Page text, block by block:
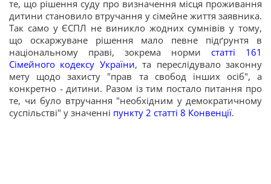
те, що рішення суду про визначення місця проживання
дитини становило втручання у сімейне життя заявника.
Так само у ЄСПЛ не виникло жодних сумнівів у тому,
що оскаржуване рішення мало певне підґрунтя в
національному праві, зокрема норми статті 161
Сімейного кодексу України, та переслідувало законну
мету щодо захисту "прав та свобод інших осіб", а
конкретно - дитини. Разом із тим постало питання про
те, чи було втручання "необхідним у демократичному
суспільстві" у значенні пункту 2 статті 8 Конвенції.